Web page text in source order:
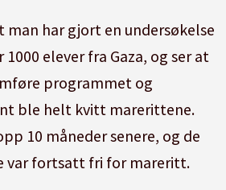
har gjort en undersøkelse
elever fra Gaza, og ser at
programmet og
ble helt kvitt marerittene.
10 måneder senere, og de
var fortsatt fri for mareritt.